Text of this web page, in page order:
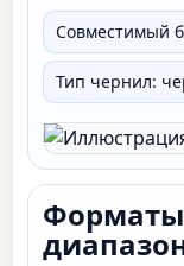
Совместимый
Тип чернил: